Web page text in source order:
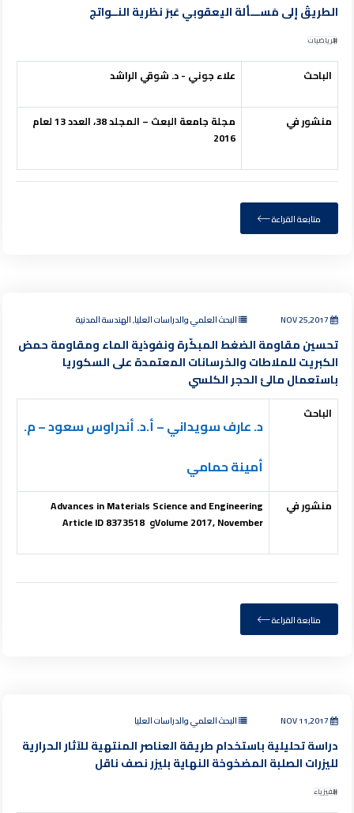
الطريقُ إلى مَســـألة اليعقوبي عَبرَ نظرية النــواتج
الرياضيات
علاء جوني - د. شوقي الراشد الباحث
مجلة جامعة البعث – المجلد 38، العدد 13 لعام
2016
منشور في
متابعة القراءة
البحث العلمي والدراسات العليا, الهندسة المدنية
تحسين مقاومة الضغط المبكّرة ونفوذية الماء ومقاومة حمض
الكبريت للملاطات والخرسانات المعتمدة على السكوريا
باستعمال مالئ الحجر الكلسي
الباحث
د. عارف سويداني – أ.د. أندراوس سعود – م.
أمينة حمامي
منشور في
Advances in Materials Science and Engineering
Volume 2017, Novemberو Article ID 8373518
متابعة القراءة
البحث العلمي والدراسات العليا
دراسة تحليلية باستخدام طريقة العناصر المنتهية للآثار الحرارية
لليزرات الصلبة المضخوخة النهاية بليزر نصف ناقل
الفيزياء